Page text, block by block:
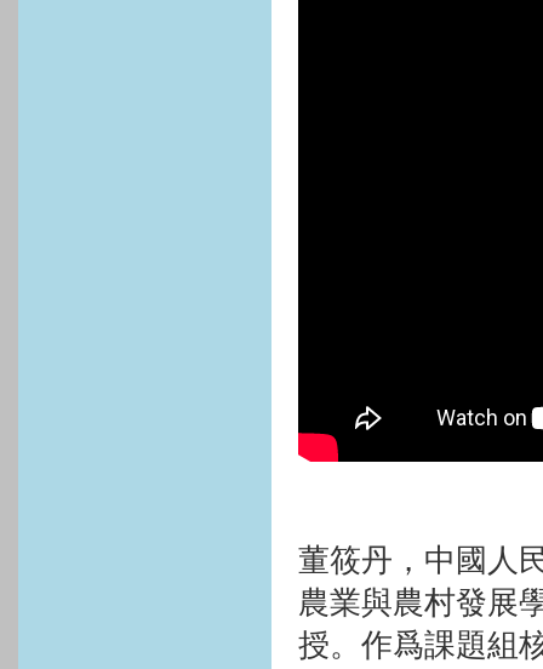
董筱丹，中國人
農業與農村發展
授。作爲課題組